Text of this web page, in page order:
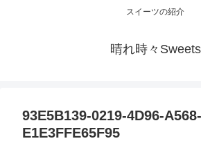
スイーツの紹介
晴れ時々Sweets
93E5B139-0219-4D96-A568-
E1E3FFE65F95